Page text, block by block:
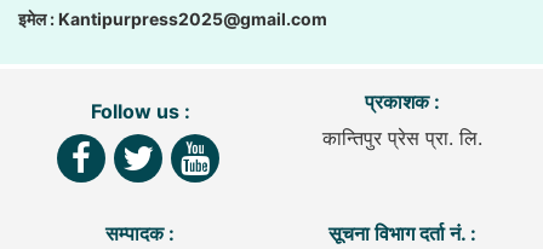
इमेल :Kantipurpress2025@gmail.com
Follow us :
प्रकाशक :
कान्तिपुर प्रेस प्रा. लि.
सम्पादक : सूचना विभाग दर्ता नं. :